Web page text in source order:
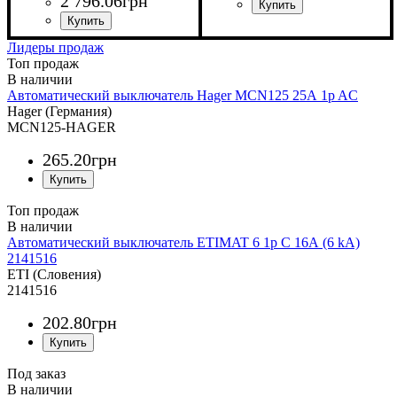
Исполнение: Модульные
Устройство:
Автоматический
выключатель
Номинальный ток, А: 1А
Количество полюсов:
Трехполюсный 3p
Отключающая характеристика:
B
Ток: AC (переменный ток)
Тип монтажа: DIN-рейка
Серия: iC60N
Автоматический
Трехполюсный 3p
B
Лидеры продаж
Топ продаж
Автоматический выключатель Hager MCN125 25А 1p AC
Hager (Германия)
MCN125-HAGER
265.20грн
Топ продаж
Автоматический выключатель ETIMAT 6 1p С 16А (6 kA)
2141516
ETI (Словения)
2141516
202.80грн
Под заказ